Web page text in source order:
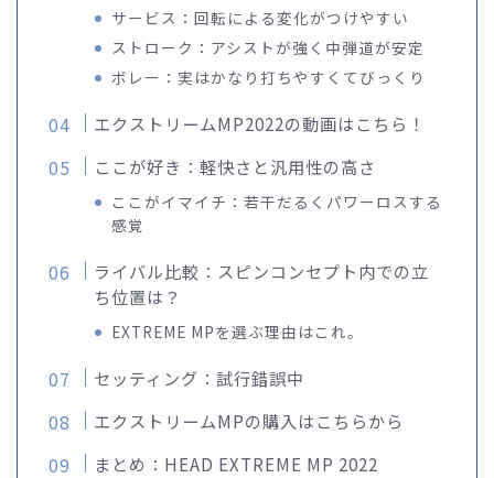
サービス：回転による変化がつけやすい
ストローク：アシストが強く中弾道が安定
ボレー：実はかなり打ちやすくてびっくり
エクストリームMP2022の動画はこちら！
ここが好き：軽快さと汎用性の高さ
ここがイマイチ：若干だるくパワーロスする
感覚
ライバル比較：スピンコンセプト内での立
ち位置は？
EXTREME MPを選ぶ理由はこれ。
セッティング：試行錯誤中
エクストリームMPの購入はこちらから
まとめ：HEAD EXTREME MP 2022